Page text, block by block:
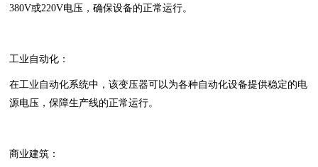
380V或220V电压，确保设备的正常运行。
工业自动化‌：
在工业自动化系统中，该变压器可以为各种自动化设备提供稳定的电
源电压，保障生产线的正常运行。
商业建筑‌：